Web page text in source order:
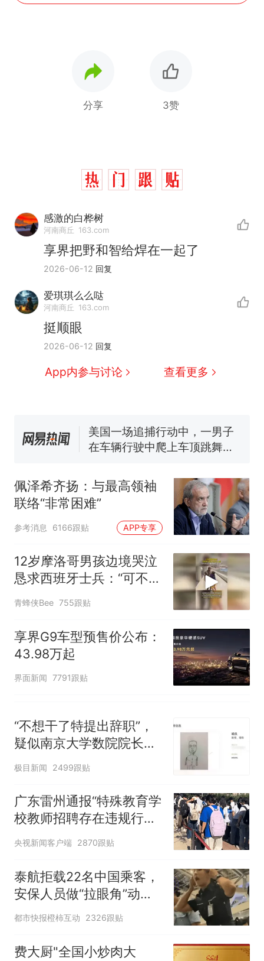
分享 3赞
感激的白桦树
河南商丘 163.com
享界把野和智给焊在一起了
2026-06-12 回复
爱琪琪么么哒
河南商丘 163.com
挺顺眼
2026-06-12 回复
App内参与讨论 查看更多
似南京大学数院院长辞职信流
传，院方回应：喻良教授已卸
任院长一职，不清楚辞职信来
新 费大厨“全国小炒肉大王”称
140多朵
美国一场追捕行动中，一男子
在车辆行驶中爬上车顶跳舞。
回大海 目击者直呼震惊 （视频
来源：参考消息）
笔试第一被第二名传话劝弃考
官方通报
“不想干了特提出辞职”，疑
传，院方回应：喻良教授已卸
任院长一职，不清楚辞职信来
源；曾用手绘图做头像
佩泽希齐扬：与最高领袖
联络“非常困难”
参考消息 6166跟贴 APP专享
12岁摩洛哥男孩边境哭泣
恳求西班牙士兵：“可不可
以不要把我遣返回国”
青蜂侠Bee 755跟贴
享界G9车型预售价公布：
43.98万起
界面新闻 7791跟贴
“不想干了特提出辞职”，
疑似南京大学数院院长辞
职信流传，院方回应：喻
不清楚辞职信来源；曾用
手绘图做头像
极目新闻 2499跟贴
广东雷州通报“特殊教育学
校教师招聘存在违规行
为”：已启动问责程序 副
央视新闻客户端 2870跟贴
泰航拒载22名中国乘客，
安保人员做“拉眼角”动
作，泰国机场最新回应：
出；亲历者：曾承诺免费
都市快报橙柿互动 2326跟贴
费大厨"全国小炒肉大